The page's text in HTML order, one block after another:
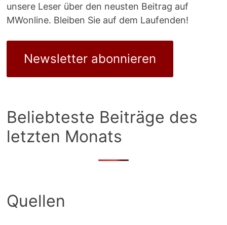
unsere Leser über den neusten Beitrag auf
MWonline. Bleiben Sie auf dem Laufenden!
Newsletter abonnieren
Beliebteste Beiträge des
letzten Monats
Quellen